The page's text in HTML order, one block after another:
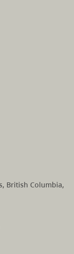
British Columbia,